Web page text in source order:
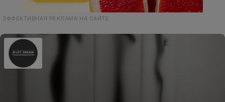
ЭФФЕКТИВНАЯ РЕКЛАМА НА САЙТЕ